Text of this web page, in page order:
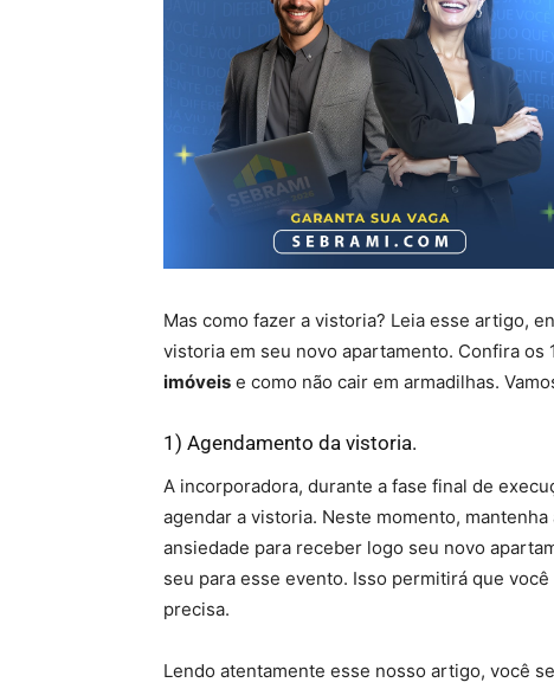
Mas como fazer a vistoria? Leia esse artigo,
vistoria em seu novo apartamento. Confira
imóveis e como não cair em armadilhas.
1) Agendamento da vistoria.
A incorporadora, durante a fase final de
agendar a vistoria. Neste momento,
ansiedade para receber logo seu novo
seu para esse evento. Isso permitirá que
precisa.
Lendo atentamente esse nosso artigo, você